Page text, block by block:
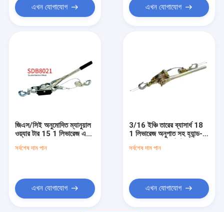
আমাদের সম্পর্কে
কারখানা ভ্রমণ
যোগাযোগ করুন
উদ্ধৃতির জন্য আবেদন
এখন যোগাযোগ এখন যোগাযোগ
জিএস/সিই অনুমোদিত ম্যানুয়াল
ওয়্যার টার 15 1 লিভারেজ এবং
সর্বশেষ দাম পান
এখন যোগাযোগ
3/16 ইঞ্চি তারের ব্যাসার্ধ 18
1 লিভারেজ অনুপাত সহ হ্যান্ড-
সর্বশেষ দাম পান
এখন যোগাযোগ